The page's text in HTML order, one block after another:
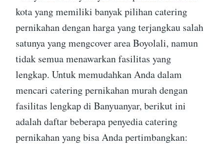
kota yang memiliki banyak pilihan catering
pernikahan dengan harga yang terjangkau salah
satunya yang mengcover area Boyolali, namun
tidak semua menawarkan fasilitas yang
lengkap. Untuk memudahkan Anda dalam
mencari catering pernikahan murah dengan
fasilitas lengkap di Banyuanyar, berikut ini
adalah daftar beberapa penyedia catering
pernikahan yang bisa Anda pertimbangkan: